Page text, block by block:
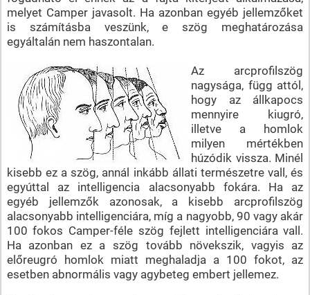
melyet Camper javasolt. Ha azonban egyéb jellemzőket
is számításba veszünk, e szög meghatározása
egyáltalán nem haszontalan.
Az arcprofilszög
nagysága, függ attól,
hogy az állkapocs
mennyire kiugró,
illetve a homlok
milyen mértékben
húzódik vissza. Minél
kisebb ez a szög, annál inkább állati természetre vall, és
egyúttal az intelligencia alacsonyabb fokára. Ha az
egyéb jellemzők azonosak, a kisebb arcprofilszög
alacsonyabb intelligenciára, míg a nagyobb, 90 vagy akár
100 fokos Camper-féle szög fejlett intelligenciára vall.
Ha azonban ez a szög tovább növekszik, vagyis az
előreugró homlok miatt meghaladja a 100 fokot, az
esetben abnormális vagy agybeteg embert jellemez.